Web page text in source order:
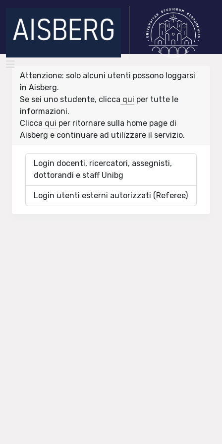
Attenzione: solo alcuni utenti possono loggarsi
in Aisberg.
Se sei uno studente, clicca qui per tutte le
informazioni.
Clicca qui per ritornare sulla home page di
Aisberg e continuare ad utilizzare il servizio.
Login docenti, ricercatori, assegnisti,
dottorandi e staff Unibg
Login utenti esterni autorizzati (Referee)